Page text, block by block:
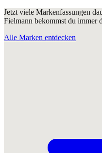
Jetzt viele Markenfassungen
Fielmann bekommst du immer
Alle Marken entdecken